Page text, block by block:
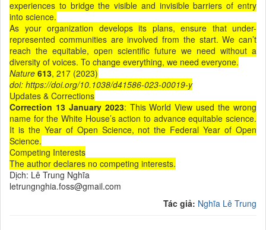
experiences to bridge the visible and invisible barriers of entry
into science.
As your organization develops its plans, ensure that under-
represented communities are involved from the start. We can’t
reach the equitable, open scientific future we need without a
diversity of voices. To change everything, we need everyone.
Nature 613, 217 (2023)
doi: https://doi.org/10.1038/d41586-023-00019-y
Updates & Corrections
Correction 13 January 2023: This World View used the wrong
name for the White House’s action to advance equitable science.
It is the Year of Open Science, not the Federal Year of Open
Science.
Competing Interests
The author declares no competing interests.
Dịch: Lê Trung Nghĩa
letrungnghia.foss@gmail.com
Tác giả: Nghĩa Lê Trung